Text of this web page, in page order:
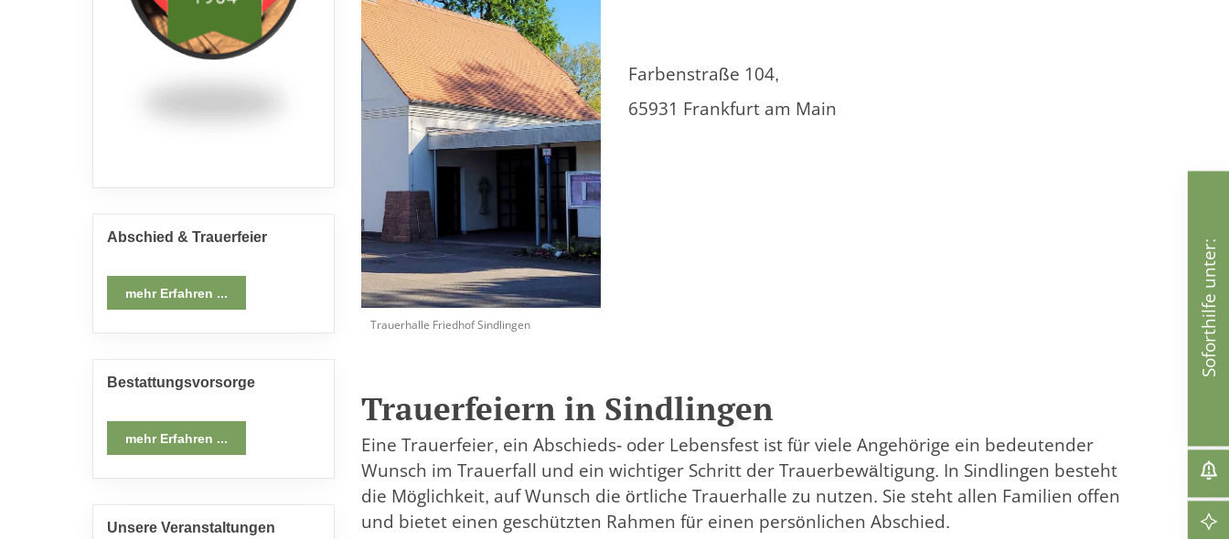
Trauerhalle Friedhof Sindlingen
Farbenstraße 104,
65931 Frankfurt am Main
Trauerfeiern in Sindlingen
Eine Trauerfeier, ein Abschieds- oder Lebensfest ist für viele Angehörige ein bedeutender
Wunsch im Trauerfall und ein wichtiger Schritt der Trauerbewältigung. In Sindlingen besteht
die Möglichkeit, auf Wunsch die örtliche Trauerhalle zu nutzen. Sie steht allen Familien offen
und bietet einen geschützten Rahmen für einen persönlichen Abschied.
Abschied & Trauerfeier
mehr Erfahren ...
Bestattungsvorsorge
mehr Erfahren ...
Unsere Veranstaltungen
Soforthilfe unter: